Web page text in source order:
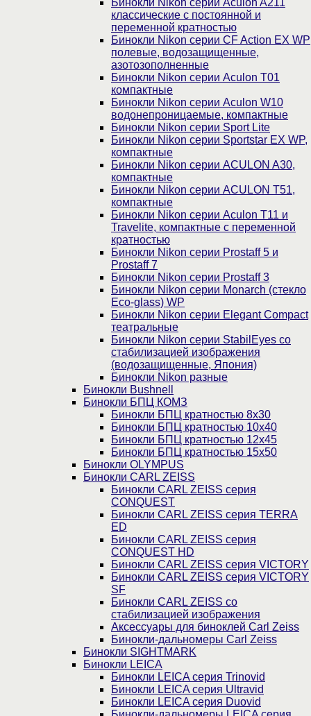
Бинокли Nikon серии Aculon A211
классические с постоянной и
переменной кратностью
Бинокли Nikon серии СF Action EX WP
полевые, водозащищенные,
азотозополненные
Бинокли Nikon серии Aculon T01
компактные
Бинокли Nikon серии Aculon W10
водонепроницаемые, компактные
Бинокли Nikon серии Sport Lite
Бинокли Nikon серии Sportstar EX WP,
компактные
Бинокли Nikon серии ACULON A30,
компактные
Бинокли Nikon серии ACULON Т51,
компактные
Бинокли Nikon серии Aculon T11 и
Travelite, компактные с переменной
кратностью
Бинокли Nikon серии Prostaff 5 и
Prostaff 7
Бинокли Nikon серии Prostaff 3
Бинокли Nikon серии Monarch (стекло
Eco-glass) WP
Бинокли Nikon серии Elegant Compact
театральные
Бинокли Nikon серии StabilEyes со
стабилизацией изображения
(водозащищенные, Япония)
Бинокли Nikon разные
Бинокли Bushnell
Бинокли БПЦ КОМЗ
Бинокли БПЦ кратностью 8х30
Бинокли БПЦ кратностью 10х40
Бинокли БПЦ кратностью 12х45
Бинокли БПЦ кратностью 15х50
Бинокли OLYMPUS
Бинокли CARL ZEISS
Бинокли CARL ZEISS серия
CONQUEST
Бинокли CARL ZEISS серия TERRA
ED
Бинокли CARL ZEISS серия
CONQUEST HD
Бинокли CARL ZEISS серия VICTORY
Бинокли CARL ZEISS серия VICTORY
SF
Бинокли CARL ZEISS со
стабилизацией изображения
Аксессуары для биноклей Carl Zeiss
Бинокли-дальномеры Carl Zeiss
Бинокли SIGHTMARK
Бинокли LEICA
Бинокли LEICA серия Trinovid
Бинокли LEICA серия Ultravid
Бинокли LEICA серия Duovid